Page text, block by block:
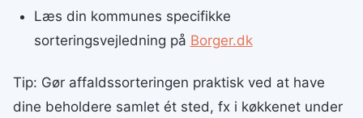
Læs din kommunes specifikke
sorteringsvejledning på Borger.dk
Tip: Gør affaldssorteringen praktisk ved at have
dine beholdere samlet ét sted, fx i køkkenet under